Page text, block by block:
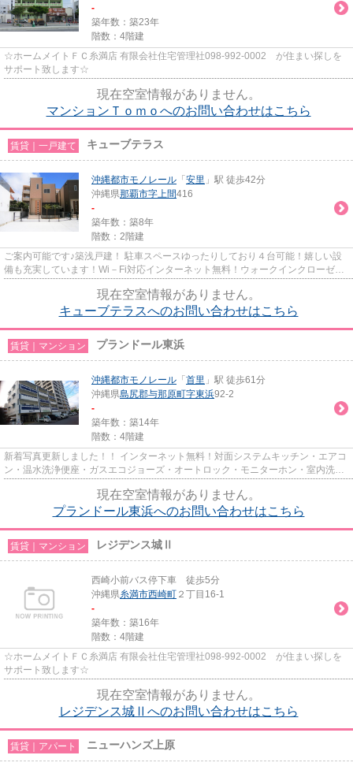
-
築年数：築23年
階数：4階建
☆ホームメイトＦＣ糸満店 有限会社住宅管理社098-992-0002 が住まい探しを
サポート致します☆
現在空室情報がありません。
マンションＴｏｍｏへのお問い合わせはこちら
賃貸｜一戸建て キューブテラス
沖縄都市モノレール 「 安里 」駅 徒歩42分
沖縄県那覇市字上間416
-
築年数：築8年
階数：2階建
ご案内可能です♪築浅戸建！ 駐車スペースゆったりしており４台可能！嬉しい設
備も充実しています！Wi－Fi対応インターネット無料！ウォークインクローゼッ
現在空室情報がありません。
キューブテラスへのお問い合わせはこちら
賃貸｜マンション プランドール東浜
沖縄都市モノレール 「 首里 」駅 徒歩61分
沖縄県島尻郡与那原町字東浜92-2
-
築年数：築14年
階数：4階建
新着写真更新しました！！ インターネット無料！対面システムキッチン・エアコ
ン・温水洗浄便座・ガスエコジョーズ・オートロック・モニターホン・室内洗濯
現在空室情報がありません。
プランドール東浜へのお問い合わせはこちら
賃貸｜マンション レジデンス城Ⅱ
西崎小前バス停下車 徒歩5分
沖縄県糸満市西崎町 ２丁目16-1
-
築年数：築16年
階数：4階建
☆ホームメイトＦＣ糸満店 有限会社住宅管理社098-992-0002 が住まい探しを
サポート致します☆
現在空室情報がありません。
レジデンス城Ⅱへのお問い合わせはこちら
賃貸｜アパート ニューハンズ上原